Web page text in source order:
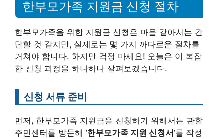
한부모가족 지원금 신청 절차
한부모가족을 위한 지원금 신청은 마음 같아서는 간
단할 것 같지만, 실제로는 몇 가지 까다로운 절차를
거쳐야 합니다. 하지만 걱정 마세요! 오늘은 이 복잡
한 신청 과정을 하나하나 살펴보겠습니다.
신청 서류 준비
먼저, 한부모가족 지원금을 신청하기 위해서는 관할
주민센터를 방문해 ‘한부모가족 지원 신청서‘를 작성